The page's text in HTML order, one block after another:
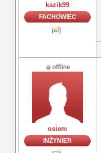
kazik99
FACHOWIEC
offline
osiem
INŻYNIER